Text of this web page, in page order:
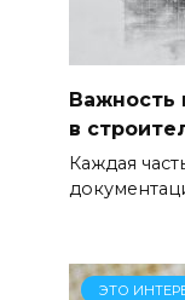
Важность
в
Каждая
ЭТО